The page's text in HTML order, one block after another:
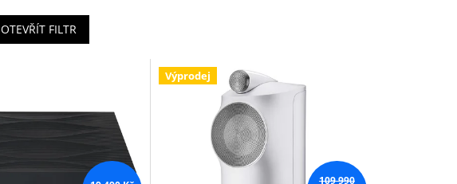
OTEVŘÍT FILTR
Výprodej
109 990